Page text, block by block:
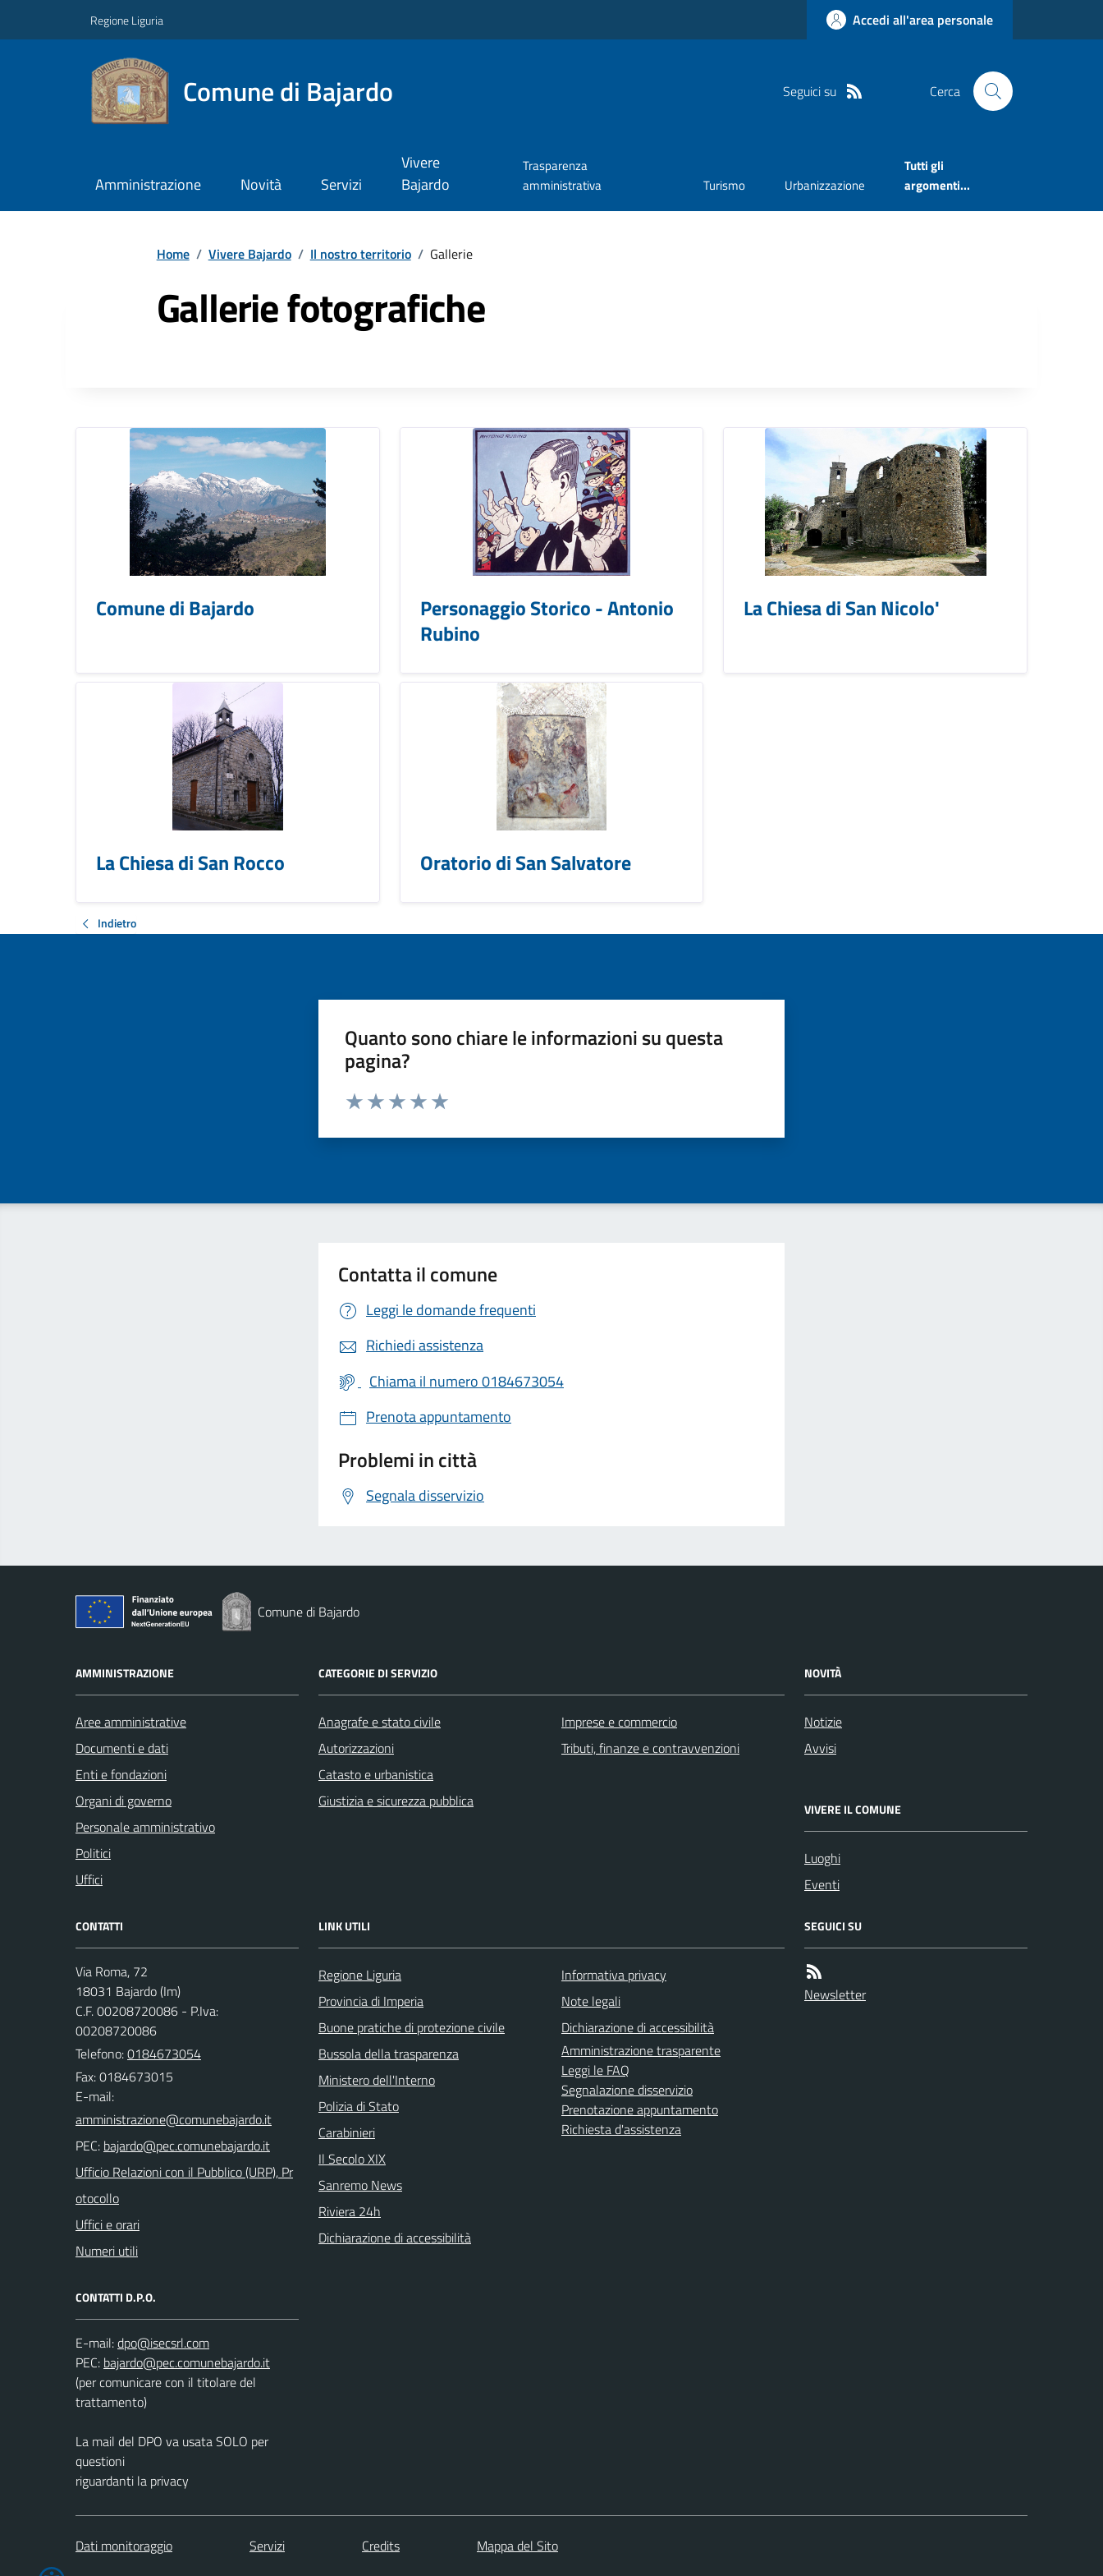
Regione Liguria Accedi all'area personale
Comune di Bajardo Seguici su Cerca
Amministrazione Novità Servizi
Vivere
Bajardo
Trasparenza
amministrativa
Turismo Urbanizzazione
Tutti gli
argomenti...
Home / Vivere Bajardo / Il nostro territorio / Gallerie
Gallerie fotografiche
Comune di Bajardo
Personaggio Storico - Antonio
Rubino
La Chiesa di San Nicolo'
La Chiesa di San Rocco Oratorio di San Salvatore
Indietro
Quanto sono chiare le informazioni su questa
pagina?
Valuta da 1 a 5 stelle la pagina
Contatta il comune
Leggi le domande frequenti
Richiedi assistenza
Chiama il numero 0184673054
Prenota appuntamento
Problemi in città
Segnala disservizio
Comune di Bajardo
AMMINISTRAZIONE
Aree amministrative
Documenti e dati
Enti e fondazioni
Organi di governo
Personale amministrativo
Politici
Uffici
CATEGORIE DI SERVIZIO
Anagrafe e stato civile
Autorizzazioni
Catasto e urbanistica
Giustizia e sicurezza pubblica
Imprese e commercio
Tributi, finanze e contravvenzioni
NOVITÀ
Notizie
Avvisi
VIVERE IL COMUNE
Luoghi
Eventi
CONTATTI
Via Roma, 72
18031 Bajardo (Im)
C.F. 00208720086 - P.Iva:
00208720086
Telefono:0184673054
Fax: 0184673015
E-mail:
PEC:
Ufficio Relazioni con il Pubblico (URP), Pr
otocollo
Uffici e orari
Numeri utili
CONTATTI D.P.O.
E-mail:
PEC:
(per comunicare con il titolare del
trattamento)
La mail del DPO va usata SOLO per
questioni
riguardanti la privacy
LINK UTILI
Regione Liguria
Provincia di Imperia
Buone pratiche di protezione civile
Bussola della trasparenza
Ministero dell'Interno
Polizia di Stato
Carabinieri
Il Secolo XIX
Sanremo News
Riviera 24h
Dichiarazione di accessibilità
Informativa privacy
Note legali
Dichiarazione di accessibilità
Amministrazione trasparente
Leggi le FAQ
Segnalazione disservizio
Prenotazione appuntamento
Richiesta d'assistenza
SEGUICI SU
Newsletter
Dati monitoraggio Servizi Credits Mappa del Sito